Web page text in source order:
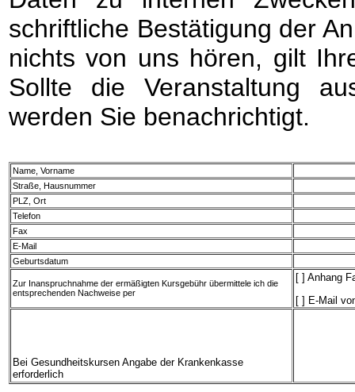
schriftliche Bestätigung der
nichts von uns hören, gilt
Sollte die Veranstaltung
werden Sie benachrichtigt.
Name, Vorname
Straße, Hausnummer
PLZ, Ort
Telefon
Fax
E-Mail
Geburtsdatum
Zur Inanspruchnahme der ermäßigten Kursgebühr übermittele ich die
entsprechenden Nachweise per
[ ] Anhang
[ ] E-Mail
Bei Gesundheitskursen Angabe der Krankenkasse
erforderlich